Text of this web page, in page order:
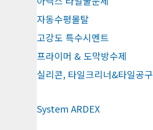
자동수평몰탈
고강도 특수시멘트
프라이머 & 도막방수제
실리콘, 타일크리너&타일공구
System ARDEX